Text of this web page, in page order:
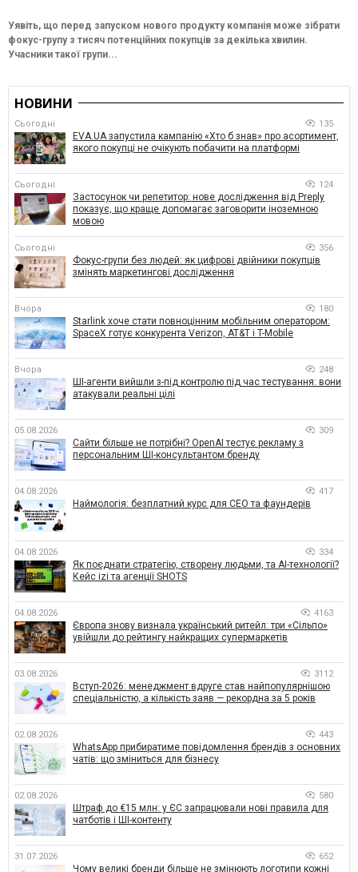
Уявіть, що перед запуском нового продукту компанія може зібрати
фокус-групу з тисяч потенційних покупців за декілька хвилин.
Учасники такої групи...
НОВИНИ
Сьогодні 135
EVA.UA запустила кампанію «Хто б знав» про асортимент,
якого покупці не очікують побачити на платформі
Сьогодні 124
Застосунок чи репетитор: нове дослідження від Preply
показує, що краще допомагає заговорити іноземною
мовою
Сьогодні 356
Фокус-групи без людей: як цифрові двійники покупців
змінять маркетингові дослідження
Вчора 180
Starlink хоче стати повноцінним мобільним оператором:
SpaceX готує конкурента Verizon, AT&T і T-Mobile
Вчора 248
ШІ-агенти вийшли з-під контролю під час тестування: вони
атакували реальні цілі
05.08.2026 309
Сайти більше не потрібні? OpenAI тестує рекламу з
персональним ШІ-консультантом бренду
04.08.2026 417
Наймологія: безплатний курс для CEO та фаундерів
04.08.2026 334
Як поєднати стратегію, створену людьми, та AI-технології?
Кейс izi та агенції SHOTS
04.08.2026 4163
Європа знову визнала український ритейл: три «Сільпо»
увійшли до рейтингу найкращих супермаркетів
03.08.2026 3112
Вступ-2026: менеджмент вдруге став найпопулярнішою
спеціальністю, а кількість заяв — рекордна за 5 років
02.08.2026 443
WhatsApp прибиратиме повідомлення брендів з основних
чатів: що зміниться для бізнесу
02.08.2026 580
Штраф до €15 млн: у ЄС запрацювали нові правила для
чатботів і ШІ-контенту
31.07.2026 652
Чому великі бренди більше не змінюють логотипи кожні